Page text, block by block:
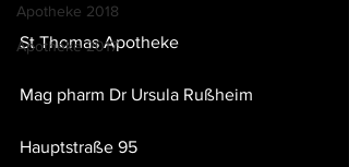
Apotheke 2018
Apotheke 2017
St Thomas Apotheke
Mag pharm Dr Ursula Rußheim
Hauptstraße 95